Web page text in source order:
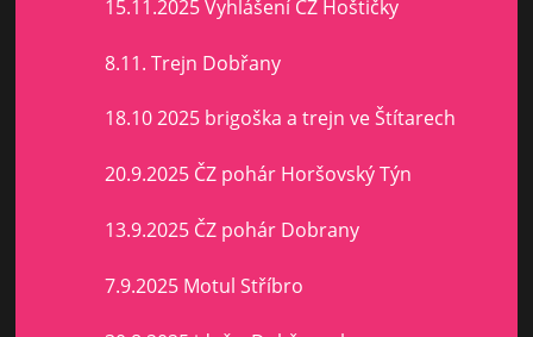
15.11.2025 Vyhlášení ČZ Hoštičky
8.11. Trejn Dobřany
18.10 2025 brigoška a trejn ve Štítarech
20.9.2025 ČZ pohár Horšovský Týn
13.9.2025 ČZ pohár Dobrany
7.9.2025 Motul Stříbro